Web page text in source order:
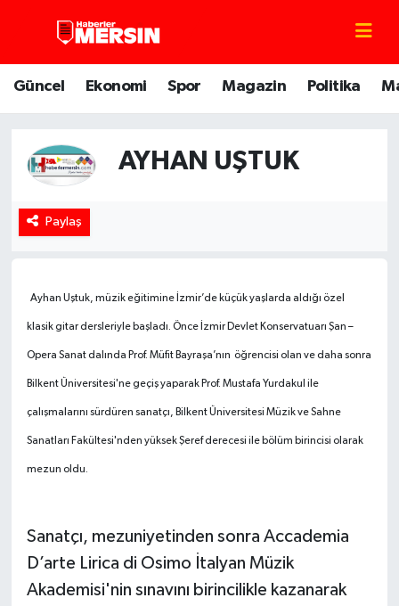
Güncel Ekonomi Spor Magazin Politika
AYHAN UŞTUK
Paylaş
Ayhan Uştuk, müzik eğitimine İzmir’de küçük yaşlarda aldığı özel
klasik gitar dersleriyle başladı. Önce İzmir Devlet Konservatuarı Şan –
Opera Sanat dalında Prof. Müfit Bayraşa’nın öğrencisi olan ve daha sonra
Bilkent Üniversitesi'ne geçiş yaparak Prof. Mustafa Yurdakul ile
çalışmalarını sürdüren sanatçı, Bilkent Üniversitesi Müzik ve Sahne
Sanatları Fakültesi'nden yüksek Şeref derecesi ile bölüm birincisi olarak
mezun oldu.
Sanatçı, mezuniyetinden sonra Accademia
D’arte Lirica di Osimo İtalyan Müzik
Akademisi'nin sınavını birincilikle kazanarak
Mersin Nöbetçi Eczaneler
Mersin Hava Durumu
Mersin Trafik Yoğunluk Haritası
Son Dakika Haberleri